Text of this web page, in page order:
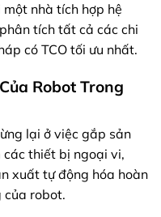
nhà tích hợp hệ
tích tất cả các chi
có TCO tối ưu nhất.
Robot Trong
lại ở việc gắp sản
thiết bị ngoại vi,
xuất tự động hóa hoàn
của robot.